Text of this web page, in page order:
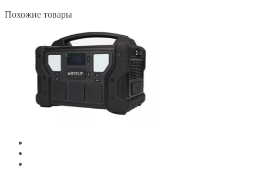
Похожие товары